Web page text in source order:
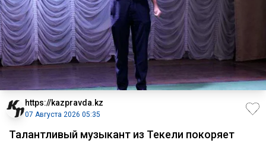
https://kazpravda.kz
07 Августа 2026 05:35
Талантливый музыкант из Текели покоряет